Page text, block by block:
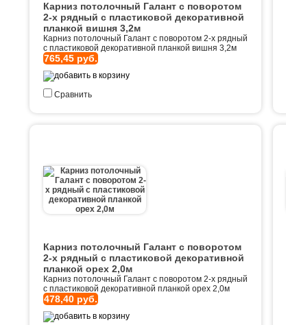
Карниз потолочный Галант с поворотом
2-х рядный с пластиковой декоративной
планкой вишня 3,2м
Карниз потолочный Галант с поворотом 2-х рядный
с пластиковой декоративной планкой вишня 3,2м
765,45 руб.
Сравнить
Карниз потолочный Галант с поворотом
2-х рядный с пластиковой декоративной
планкой орех 2,0м
Карниз потолочный Галант с поворотом 2-х рядный
с пластиковой декоративной планкой орех 2,0м
478,40 руб.